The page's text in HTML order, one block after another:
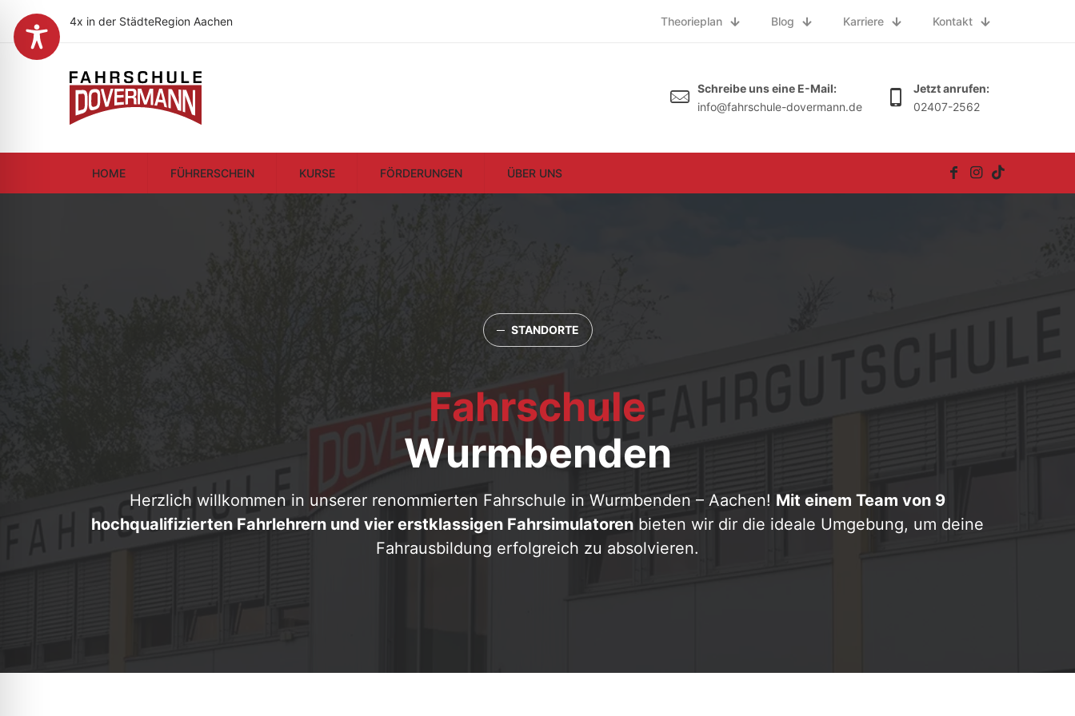
4x in der StädteRegion Aachen Theorieplan Blog Karriere Kontakt
Schreibe uns eine E-Mail:
info@fahrschule-dovermann.de
Jetzt anrufen:
02407-2562
HOME FÜHRERSCHEIN KURSE FÖRDERUNGEN ÜBER UNS
─ STANDORTE
Fahrschule
Wurmbenden
Herzlich willkommen in unserer renommierten Fahrschule in Wurmbenden – Aachen! Mit einem Team von 9
hochqualifizierten Fahrlehrern und vier erstklassigen Fahrsimulatoren bieten wir dir die ideale Umgebung, um deine
Fahrausbildung erfolgreich zu absolvieren.